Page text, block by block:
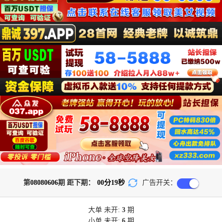
第08080606期 距下期： 00分19秒 广告开关：
大单 未开: 3期